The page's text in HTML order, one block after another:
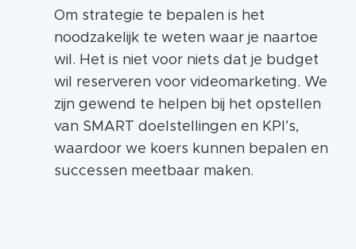
Om strategie te bepalen is het
noodzakelijk te weten waar je naartoe
wil. Het is niet voor niets dat je budget
wil reserveren voor videomarketing. We
zijn gewend te helpen bij het opstellen
van SMART doelstellingen en KPI’s,
waardoor we koers kunnen bepalen en
successen meetbaar maken.